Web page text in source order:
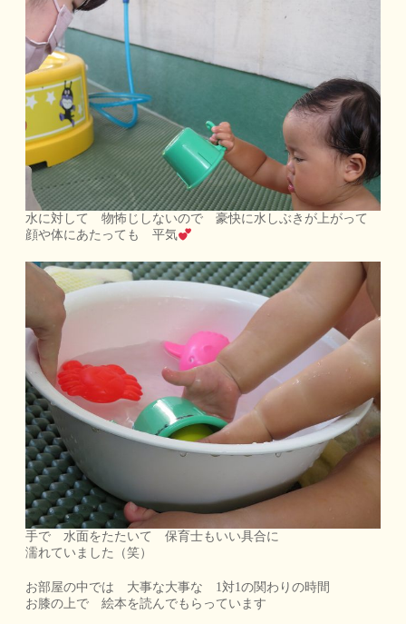
水に対して 物怖じしないので 豪快に水しぶきが上がって
顔や体にあたっても 平気
手で 水面をたたいて 保育士もいい具合に
濡れていました（笑）
お部屋の中では 大事な大事な 1対1の関わりの時間
お膝の上で 絵本を読んでもらっています